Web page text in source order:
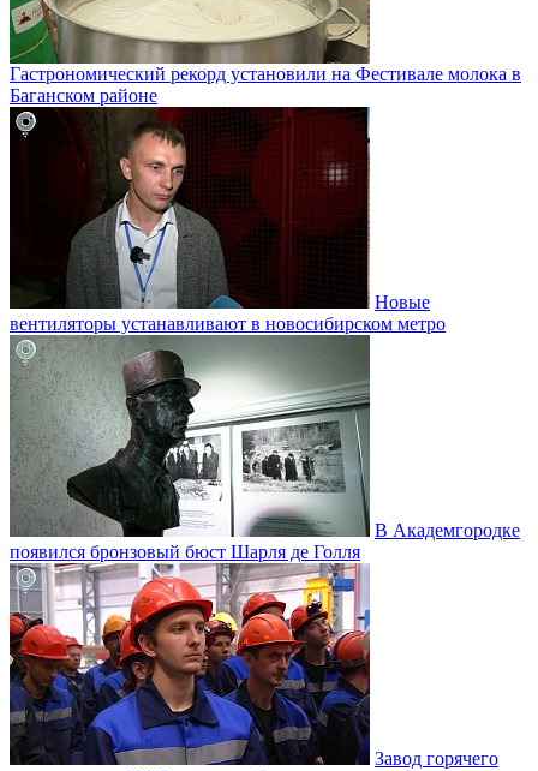
Гастрономический рекорд установили на Фестивале молока в
Баганском районе
Новые
вентиляторы устанавливают в новосибирском метро
В Академгородке
появился бронзовый бюст Шарля де Голля
Завод горячего